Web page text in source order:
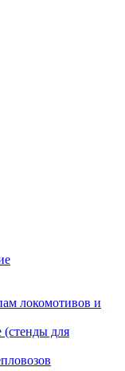
локомотивов и
(стенды для